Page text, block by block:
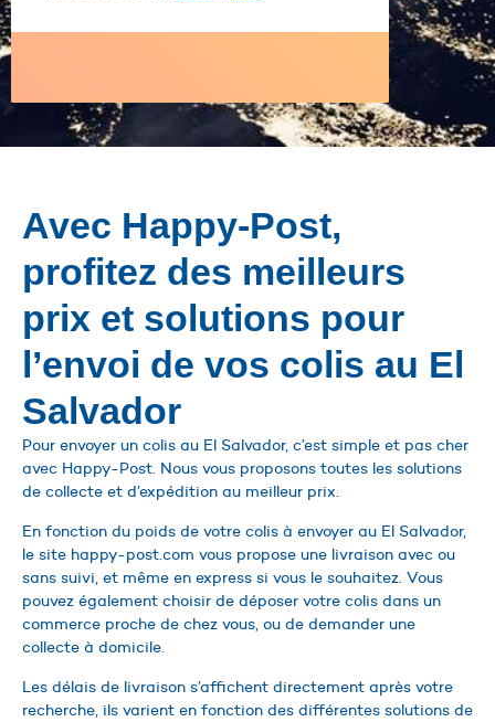
Avec Happy-Post,
profitez des meilleurs
prix et solutions pour
l’envoi de vos colis au El
Salvador
Pour envoyer un colis au El Salvador, c’est simple et pas cher
avec Happy-Post. Nous vous proposons toutes les solutions
de collecte et d’expédition au meilleur prix.
En fonction du poids de votre colis à envoyer au El Salvador,
le site happy-post.com vous propose une livraison avec ou
sans suivi, et même en express si vous le souhaitez. Vous
pouvez également choisir de déposer votre colis dans un
commerce proche de chez vous, ou de demander une
collecte à domicile.
Les délais de livraison s’affichent directement après votre
recherche, ils varient en fonction des différentes solutions de